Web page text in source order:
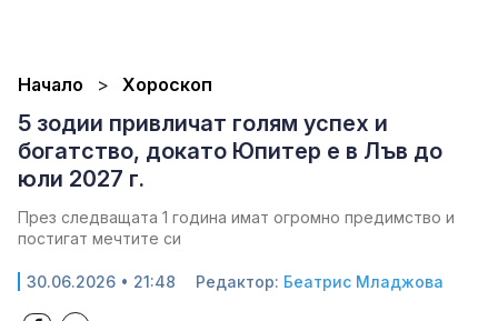
Начало Хороскоп
5 зодии привличат голям успех и
богатство, докато Юпитер е в Лъв до
юли 2027 г.
През следващата 1 година имат огромно предимство и
постигат мечтите си
30.06.2026 • 21:48 Редактор: Беатрис Младжова